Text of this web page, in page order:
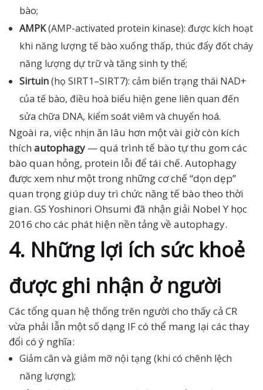
bào;
AMPK(AMP-activated protein kinase): được kích hoạt
khi năng lượng tế bào xuống thấp, thúc đẩy đốt cháy
năng lượng dự trữ và tăng sinh ty thể;
Sirtuin(họ SIRT1–SIRT7): cảm biến trạng thái NAD+
của tế bào, điều hoà biểu hiện gene liên quan đến
sửa chữa DNA, kiểm soát viêm và chuyển hoá.
Ngoài ra, việc nhịn ăn lâu hơn một vài giờ còn kích
thích autophagy — quá trình tế bào tự thu gom các
bào quan hỏng, protein lỗi để tái chế. Autophagy
được xem như một trong những cơ chế “dọn dẹp”
quan trọng giúp duy trì chức năng tế bào theo thời
gian. GS Yoshinori Ohsumi đã nhận giải Nobel Y học
2016 cho các phát hiện nền tảng về autophagy.
4. Những lợi ích sức khoẻ
được ghi nhận ở người
Các tổng quan hệ thống trên người cho thấy cả CR
vừa phải lẫn một số dạng IF có thể mang lại các thay
đổi có ý nghĩa:
Giảm cân và giảm mỡ nội tạng (khi có chênh lệch
năng lượng);